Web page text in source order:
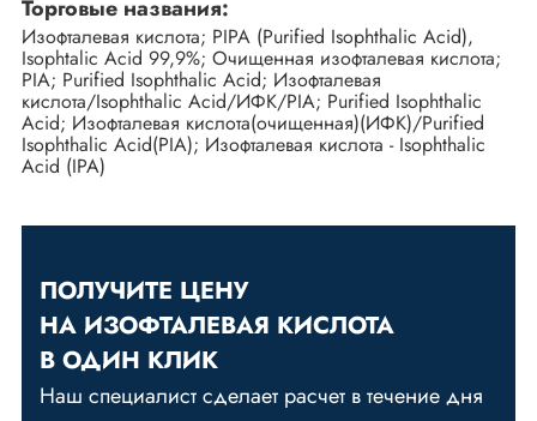
Торговые названия:
Изофталевая кислота; PIPA (Purified Isophthalic Acid),
Isophtalic Acid 99,9%; Очищенная изофталевая кислота;
PIA; Purified Isophthalic Acid; Изофталевая
кислота/Isophthalic Acid/ИФК/PIA; Purified Isophthalic
Acid; Изофталевая кислота(очищенная)(ИФК)/Purified
Isophthalic Acid(PIA); Изофталевая кислота - Isophthalic
Acid (IPA)
ПОЛУЧИТЕ ЦЕНУ
НА ИЗОФТАЛЕВАЯ КИСЛОТА
В ОДИН КЛИК
Наш специалист сделает расчет в течение дня